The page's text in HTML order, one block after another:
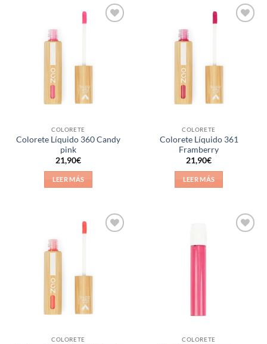
COLORETE
Colorete Líquido 360 Candy
pink
21,90€
LEER MÁS
COLORETE
Colorete Líquido 361
Framberry
21,90€
LEER MÁS
COLORETE COLORETE